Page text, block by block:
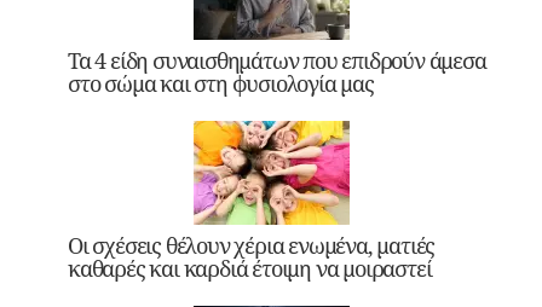
Τα 4 είδη συναισθημάτων που επιδρούν άμεσα
στο σώμα και στη φυσιολογία μας
Οι σχέσεις θέλουν χέρια ενωμένα, ματιές
καθαρές και καρδιά έτοιμη να μοιραστεί